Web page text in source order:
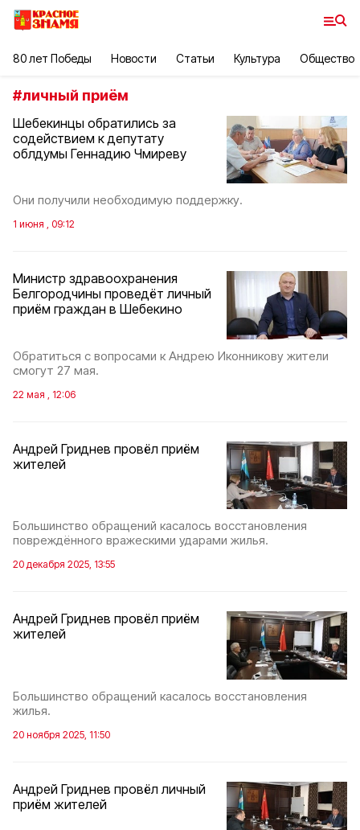
80 лет Победы Новости Статьи Культура Общество
#личный приём
Шебекинцы обратились за
содействием к депутату
облдумы Геннадию Чмиреву
Они получили необходимую поддержку.
1 июня , 09:12
Министр здравоохранения
Белгородчины проведёт личный
приём граждан в Шебекино
Обратиться с вопросами к Андрею Иконникову жители
смогут 27 мая.
22 мая , 12:06
Андрей Гриднев провёл приём
жителей
Большинство обращений касалось восстановления
повреждённого вражескими ударами жилья.
20 декабря 2025, 13:55
Андрей Гриднев провёл приём
жителей
Большинство обращений касалось восстановления
жилья.
20 ноября 2025, 11:50
Андрей Гриднев провёл личный
приём жителей